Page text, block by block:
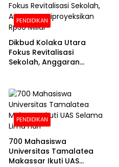
PENDIDIKAN
Dikbud Kolaka Utara
Fokus Revitalisasi
Sekolah, Anggaran
PENDIDIKAN
700 Mahasiswa
Universitas Tamalatea
Makassar Ikuti UAS